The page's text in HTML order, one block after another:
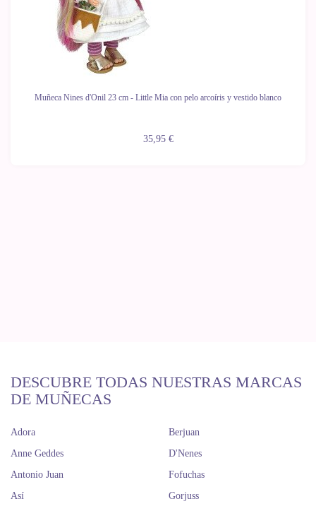
Muñeca Nines d'Onil 23 cm - Little Mia con pelo arcoíris y vestido blanco
35,95 €
DESCUBRE TODAS NUESTRAS MARCAS
DE MUÑECAS
Adora
Anne Geddes
Antonio Juan
Así
Berjuan
D'Nenes
Fofuchas
Gorjuss